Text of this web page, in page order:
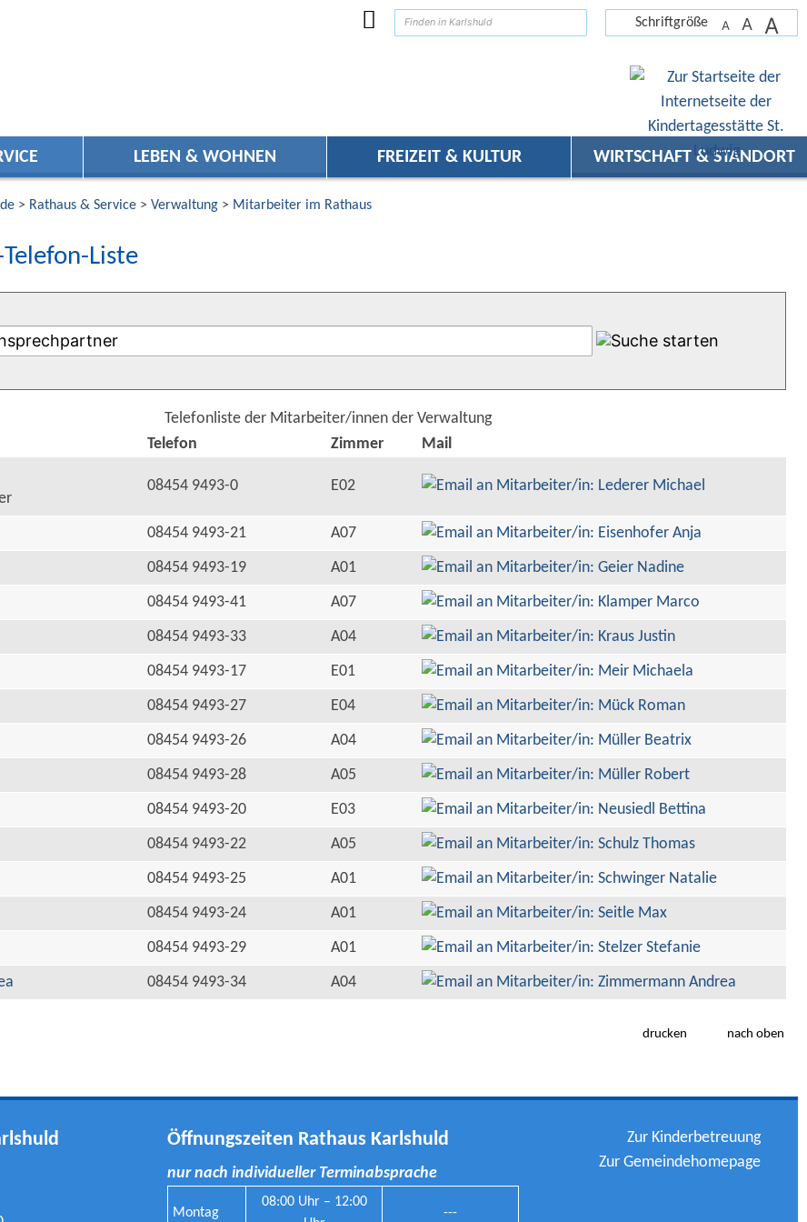
Schriftgröße A A A
LEBEN & WOHNEN FREIZEIT & KULTUR WIRTSCHAFT & STANDORT
> Rathaus & Service> Verwaltung> Mitarbeiter im Rathaus
Liste
Telefonliste der Mitarbeiter/innen der Verwaltung
Telefon Zimmer
Mail
08454 9493-0 E02
08454 9493-21
A07
08454 9493-19
A01
08454 9493-41
A07
08454 9493-33
A04
08454 9493-17
E01
08454 9493-27
E04
08454 9493-26
A04
08454 9493-28
A05
08454 9493-20
E03
08454 9493-22
A05
08454 9493-25
A01
08454 9493-24
A01
08454 9493-29
A01
08454 9493-34 A04
drucken nach oben
Öffnungszeiten Rathaus Karlshuld
nur nach individueller Terminabsprache
Montag
08:00 Uhr – 12:00
---
Zur Kinderbetreuung
Zur Gemeindehomepage